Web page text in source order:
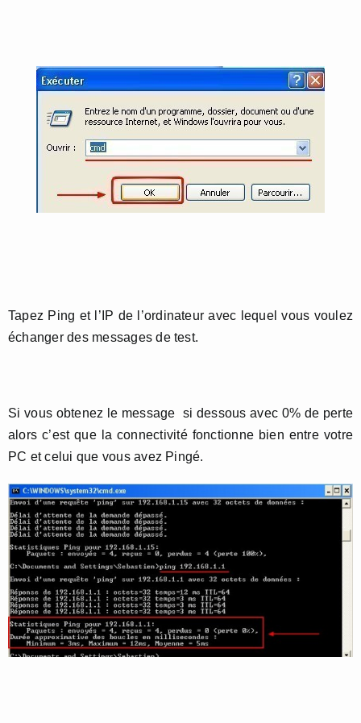
Tapez Ping et l’IP de l’ordinateur avec lequel vous voulez
échanger des messages de test.
Si vous obtenez le message si dessous avec 0% de perte
alors c’est que la connectivité fonctionne bien entre votre
PC et celui que vous avez Pingé.